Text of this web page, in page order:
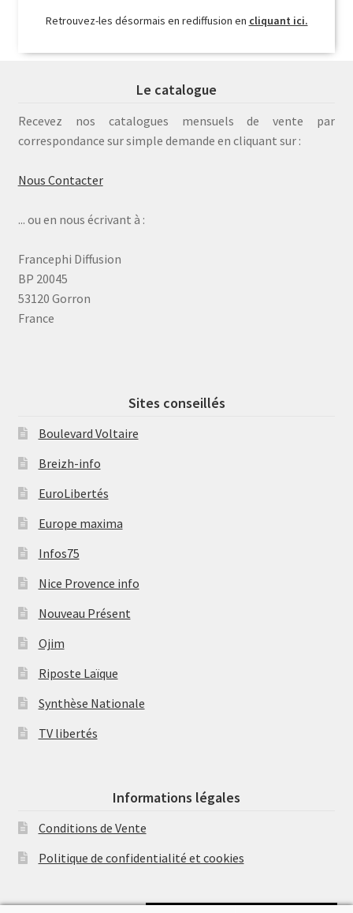
Retrouvez-les désormais en rediffusion en cliquant ici.
Le catalogue
Recevez nos catalogues mensuels de vente par
correspondance sur simple demande en cliquant sur :
Nous Contacter
... ou en nous écrivant à :
Francephi Diffusion
BP 20045
53120 Gorron
France
Sites conseillés
Boulevard Voltaire
Breizh-info
EuroLibertés
Europe maxima
Infos75
Nice Provence info
Nouveau Présent
Ojim
Riposte Laïque
Synthèse Nationale
TV libertés
Informations légales
Conditions de Vente
Politique de confidentialité et cookies